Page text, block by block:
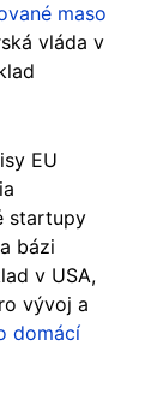
maso
vláda v
EU
startupy
bázi
v USA,
vývoj a
domácí